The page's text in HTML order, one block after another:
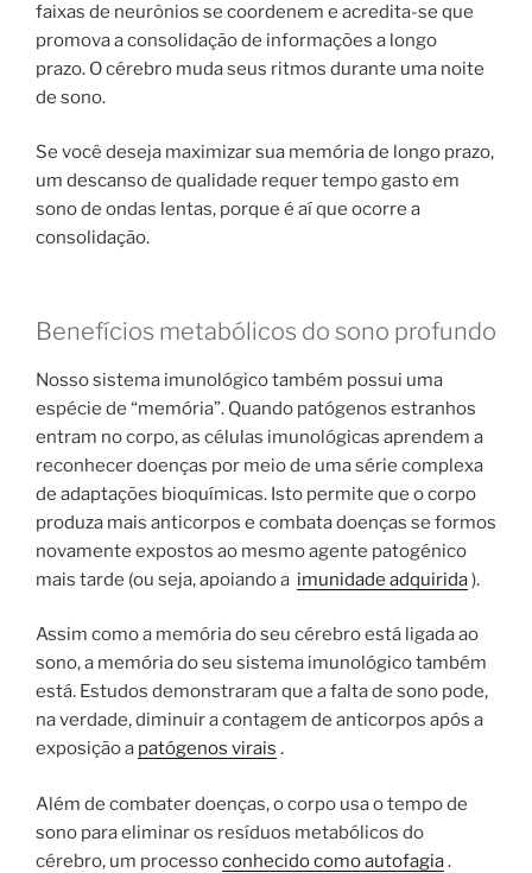
faixas de neurônios se coordenem e acredita-se que
promova a consolidação de informações a longo
prazo. O cérebro muda seus ritmos durante uma noite
de sono.
Se você deseja maximizar sua memória de longo prazo,
um descanso de qualidade requer tempo gasto em
sono de ondas lentas, porque é aí que ocorre a
consolidação.
Benefícios metabólicos do sono profundo
Nosso sistema imunológico também possui uma
espécie de “memória”. Quando patógenos estranhos
entram no corpo, as células imunológicas aprendem a
reconhecer doenças por meio de uma série complexa
de adaptações bioquímicas. Isto permite que o corpo
produza mais anticorpos e combata doenças se formos
novamente expostos ao mesmo agente patogénico
mais tarde (ou seja, apoiando a imunidade adquirida).
Assim como a memória do seu cérebro está ligada ao
sono, a memória do seu sistema imunológico também
está. Estudos demonstraram que a falta de sono pode,
na verdade, diminuir a contagem de anticorpos após a
exposição a patógenos virais .
Além de combater doenças, o corpo usa o tempo de
sono para eliminar os resíduos metabólicos do
cérebro, um processoconhecido como autofagia.